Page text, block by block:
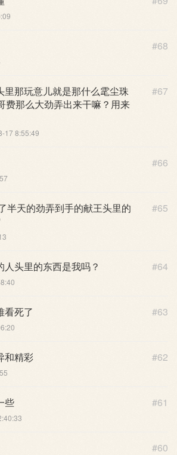
#68
#67
里那玩意儿就是那什么雮尘珠
费那么大劲弄出来干嘛？用来
17 8:55:49
#66
#65
半天的劲弄到手的献王头里的
#64
头里的东西是我吗？
#63
看死了
#62
和精彩
#61
些
#60